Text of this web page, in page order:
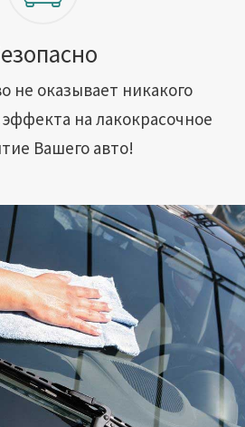
не оказывает никакого
на лакокрасочное
Вашего авто!